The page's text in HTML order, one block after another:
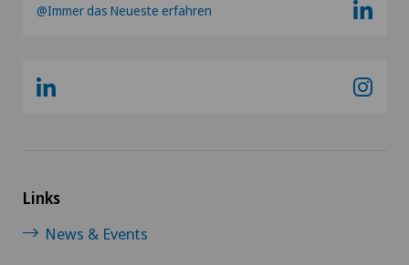
@Immer das Neueste erfahren
Links
News & Events